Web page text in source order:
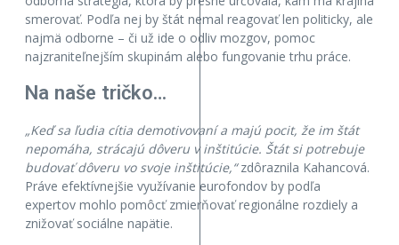
smerovať. Podľa nej by štát nemal reagovať len politicky, ale
najmä odborne – či už ide o odliv mozgov, pomoc
najzraniteľnejším skupinám alebo fungovanie trhu práce.
Na naše tričko…
„Keď sa ľudia cítia demotivovaní a majú pocit, že im štát
nepomáha, strácajú dôveru v inštitúcie. Štát si potrebuje
budovať dôveru vo svoje inštitúcie,“zdôraznila Kahancová.
Práve efektívnejšie využívanie eurofondov by podľa
expertov mohlo pomôcť zmierňovať regionálne rozdiely a
znižovať sociálne napätie.